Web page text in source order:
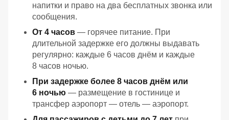
напитки и право на два бесплатных звонка или
сообщения.
От 4 часов — горячее питание. При
длительной задержке его должны выдавать
регулярно: каждые 6 часов днём и каждые
8 часов ночью.
При задержке более 8 часов днём или
6 ночью — размещение в гостинице и
трансфер аэропорт — отель — аэропорт.